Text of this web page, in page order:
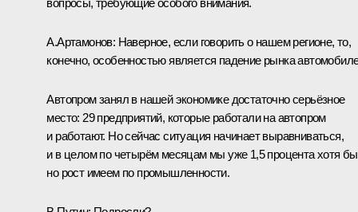
А.Артамонов: Наверное, если говорить о нашем регионе, то,
конечно, особенностью является падение рынка
Автопром занял в нашей экономике достаточно серьёзное
место: 29 предприятий, которые работали на автопром
и работают. Но сейчас ситуация начинает выравниваться,
и в целом по четырём месяцам мы уже 1,5 процента хотя
но рост имеем по промышленности.